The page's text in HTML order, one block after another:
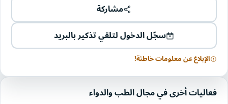
مشاركة
سجّل الدخول لتلقي تذكير بالبريد
الإبلاغ عن معلومات خاطئة!
فعاليات أخرى في مجال الطب والدواء